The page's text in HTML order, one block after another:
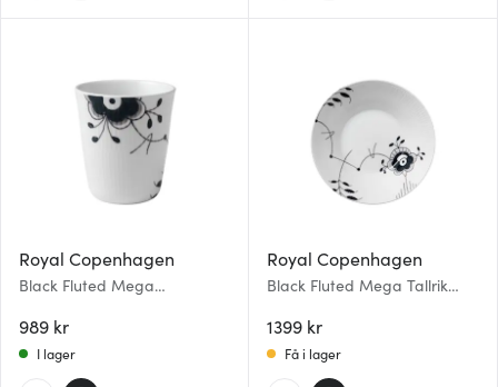
Royal Copenhagen
Black Fluted Mega
989 kr
I lager
Royal Copenhagen
Black Fluted Mega Tallrik
1399 kr
Få i lager